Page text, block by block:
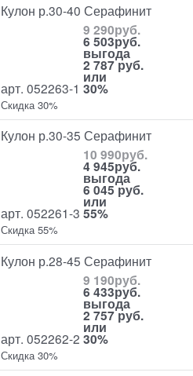
Кулон р.30-40 Серафинит
арт. 052263-1
9 290руб.
6 503руб.
выгода
2 787 руб.
или
30%
Скидка 30%
Кулон р.30-35 Серафинит
арт. 052261-3
10 990руб.
4 945руб.
выгода
6 045 руб.
или
55%
Скидка 55%
Кулон р.28-45 Серафинит
арт. 052262-2
9 190руб.
6 433руб.
выгода
2 757 руб.
или
30%
Скидка 30%